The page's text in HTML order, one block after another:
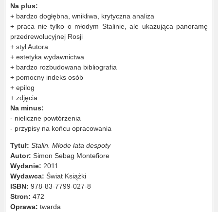
Na plus:
+ bardzo dogłębna, wnikliwa, krytyczna analiza
+ praca nie tylko o młodym Stalinie, ale ukazująca panoramę
przedrewolucyjnej Rosji
+ styl Autora
+ estetyka wydawnictwa
+ bardzo rozbudowana bibliografia
+ pomocny indeks osób
+ epilog
+ zdjęcia
Na minus:
- nieliczne powtórzenia
- przypisy na końcu opracowania
Tytuł: Stalin. Młode lata despoty
Autor: Simon Sebag Montefiore
Wydanie: 2011
Wydawca: Świat Książki
ISBN: 978-83-7799-027-8
Stron: 472
Oprawa: twarda